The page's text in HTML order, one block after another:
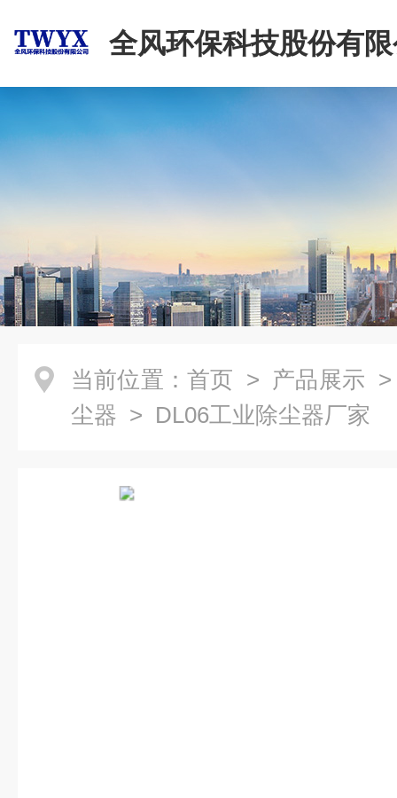
全风环保科技股份有
当前位置： 首页 > 产品展示
尘器 > DL06工业除尘器厂家